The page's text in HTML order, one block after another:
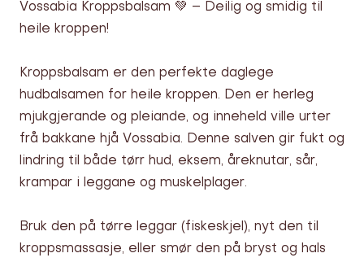
Vossabia Kroppsbalsam 💚 – Deilig og smidig til
heile kroppen!
Kroppsbalsam er den perfekte daglege
hudbalsamen for heile kroppen. Den er herleg
mjukgjerande og pleiande, og inneheld ville urter
frå bakkane hjå Vossabia. Denne salven gir fukt og
lindring til både tørr hud, eksem, åreknutar, sår,
krampar i leggane og muskelplager.
Bruk den på tørre leggar (fiskeskjel), nyt den til
kroppsmassasje, eller smør den på bryst og hals